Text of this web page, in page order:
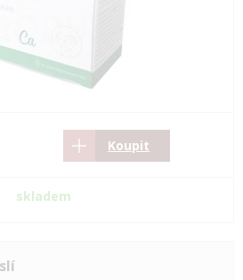
Koupit
skladem